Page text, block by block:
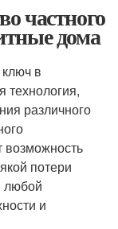
частного
дома
в
технология,
различного
возможность
потери
любой
и